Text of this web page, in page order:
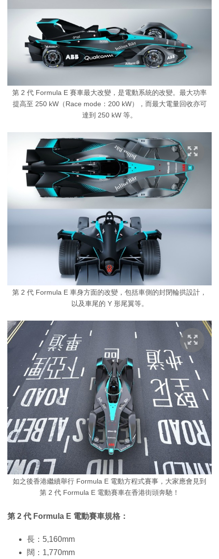
第 2 代 Formula E 賽車最大改變，是電動系統的改變。最大功率
提高至 250 kW（Race mode：200 kW），而最大電量回收亦可
達到 250 kW 等。
第 2 代 Formula E 車身方面的改變，包括車側的封閉輪拱設計，
以及車尾的 Y 形尾翼等。
如之後香港繼續舉行 Formula E 電動方程式賽事，大家應會見到
第 2 代 Formula E 電動賽車在香港街頭奔馳！
第 2 代 Formula E 電動賽車規格：
長：5,160mm
闊：1,770mm